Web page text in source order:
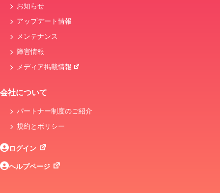
お知らせ
アップデート情報
メンテナンス
障害情報
メディア掲載情報
会社について
パートナー制度のご紹介
規約とボリシー
ログイン
ヘルプページ